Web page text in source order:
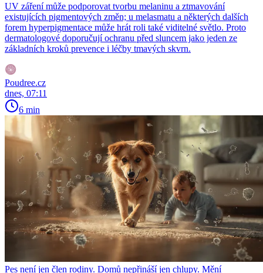
UV záření může podporovat tvorbu melaninu a ztmavování
existujících pigmentových změn; u melasmatu a některých dalších
forem hyperpigmentace může hrát roli také viditelné světlo. Proto
dermatologové doporučují ochranu před sluncem jako jeden ze
základních kroků prevence i léčby tmavých skvrn.
Poudree.cz
dnes, 07:11
6 min
Pes není jen člen rodiny. Domů nepřináší jen chlupy. Mění